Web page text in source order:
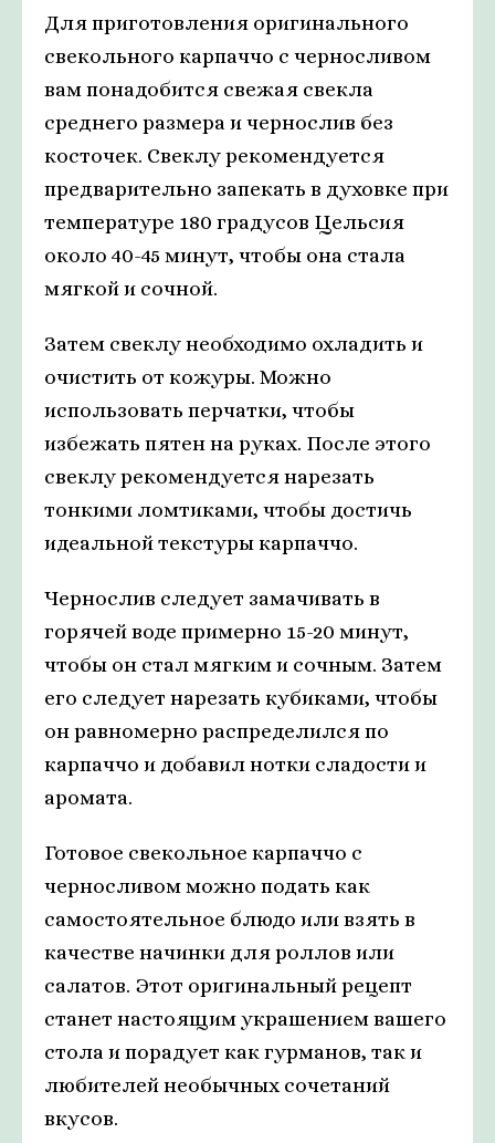
Для приготовления оригинального
свекольного карпаччо с черносливом
вам понадобится свежая свекла
среднего размера и чернослив без
косточек. Свеклу рекомендуется
предварительно запекать в духовке при
температуре 180 градусов Цельсия
около 40-45 минут, чтобы она стала
мягкой и сочной.
Затем свеклу необходимо охладить и
очистить от кожуры. Можно
использовать перчатки, чтобы
избежать пятен на руках. После этого
свеклу рекомендуется нарезать
тонкими ломтиками, чтобы достичь
идеальной текстуры карпаччо.
Чернослив следует замачивать в
горячей воде примерно 15-20 минут,
чтобы он стал мягким и сочным. Затем
его следует нарезать кубиками, чтобы
он равномерно распределился по
карпаччо и добавил нотки сладости и
аромата.
Готовое свекольное карпаччо с
черносливом можно подать как
самостоятельное блюдо или взять в
качестве начинки для роллов или
салатов. Этот оригинальный рецепт
станет настоящим украшением вашего
стола и порадует как гурманов, так и
любителей необычных сочетаний
вкусов.